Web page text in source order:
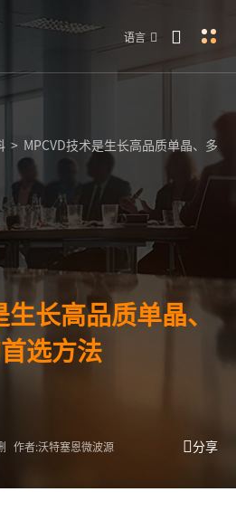
语言
> MPCVD技术是生长高品质单晶、多
生长高品质单晶、
选方法
作者:沃特塞恩微波源 分享